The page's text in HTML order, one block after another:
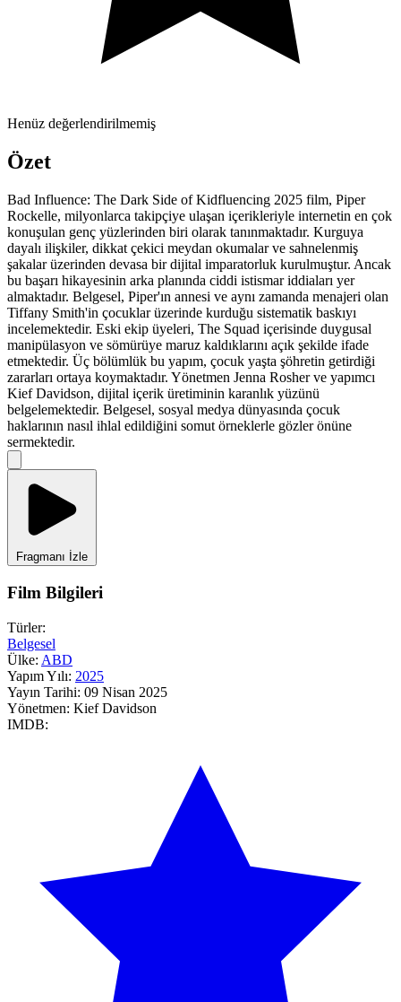
Henüz değerlendirilmemiş
Özet
Bad Influence: The Dark Side of Kidfluencing 2025 film, Piper
Rockelle, milyonlarca takipçiye ulaşan içerikleriyle internetin en çok
konuşulan genç yüzlerinden biri olarak tanınmaktadır. Kurguya
dayalı ilişkiler, dikkat çekici meydan okumalar ve sahnelenmiş
şakalar üzerinden devasa bir dijital imparatorluk kurulmuştur. Ancak
bu başarı hikayesinin arka planında ciddi istismar iddiaları yer
almaktadır. Belgesel, Piper'ın annesi ve aynı zamanda menajeri olan
Tiffany Smith'in çocuklar üzerinde kurduğu sistematik baskıyı
incelemektedir. Eski ekip üyeleri, The Squad içerisinde duygusal
manipülasyon ve sömürüye maruz kaldıklarını açık şekilde ifade
etmektedir. Üç bölümlük bu yapım, çocuk yaşta şöhretin getirdiği
zararları ortaya koymaktadır. Yönetmen Jenna Rosher ve yapımcı
Kief Davidson, dijital içerik üretiminin karanlık yüzünü
belgelemektedir. Belgesel, sosyal medya dünyasında çocuk
haklarının nasıl ihlal edildiğini somut örneklerle gözler önüne
sermektedir.
Fragmanı İzle
Film Bilgileri
Türler:
Belgesel
Ülke: ABD
Yapım Yılı: 2025
Yayın Tarihi: 09 Nisan 2025
Yönetmen: Kief Davidson
IMDB: